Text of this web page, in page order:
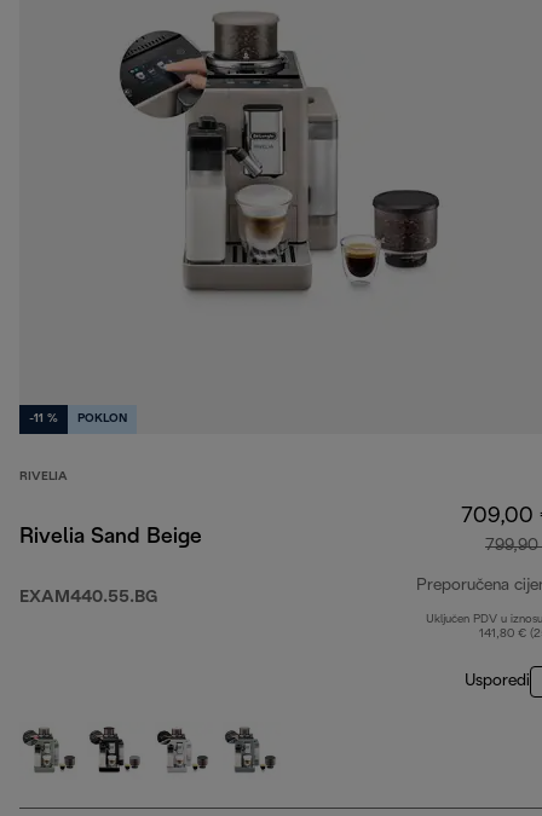
-11 % POKLON
RIVELIA
Rivelia Sand Beige
EXAM440.55.BG
709,00
Preporučena
Uključen PDV u
141,80 €
Usporedi